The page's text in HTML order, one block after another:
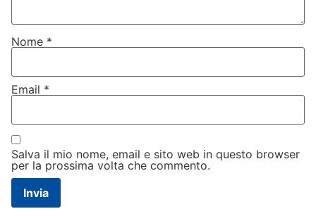
Nome *
Email *
Salva il mio nome, email e sito web in questo browser
per la prossima volta che commento.